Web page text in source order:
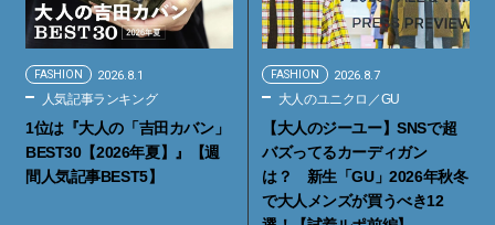
FASHION 2026.8.1
人気記事ランキング
1位は『大人の「吉田カバン」
BEST30【2026年夏】』【週
間人気記事BEST5】
FASHION 2026.8.7
大人のユニクロ／GU
【大人のジーユー】SNSで超
バズってるカーディガン
は？ 新生「GU」2026年秋冬
で大人メンズが買うべき12